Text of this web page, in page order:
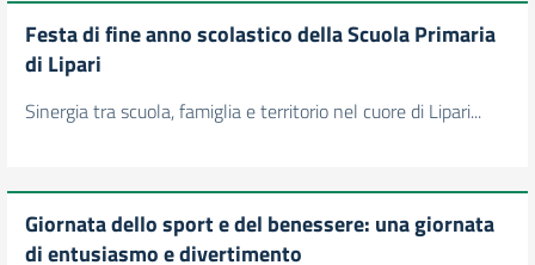
Festa di fine anno scolastico della Scuola Primaria
di Lipari
Sinergia tra scuola, famiglia e territorio nel cuore di Lipari...
Giornata dello sport e del benessere: una giornata
di entusiasmo e divertimento